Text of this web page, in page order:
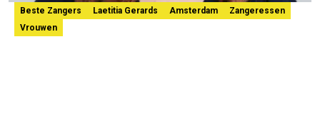
Beste Zangers Laetitia Gerards Amsterdam
Zangeressen
Vrouwen